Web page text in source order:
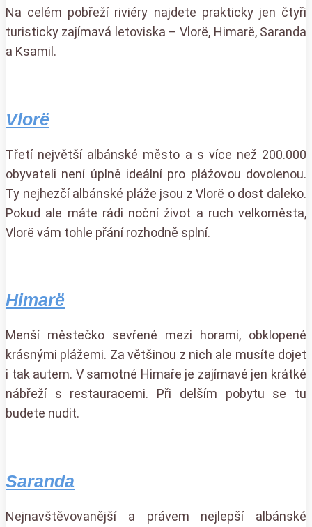
Na celém pobřeží riviéry najdete prakticky jen čtyři
turisticky zajímavá letoviska – Vlorë, Himarë, Saranda
a Ksamil.
Vlorë
Třetí největší albánské město a s více než 200.000
obyvateli není úplně ideální pro plážovou dovolenou.
Ty nejhezčí albánské pláže jsou z Vlorë o dost daleko.
Pokud ale máte rádi noční život a ruch velkoměsta,
Vlorë vám tohle přání rozhodně splní.
Himarë
Menší městečko sevřené mezi horami, obklopené
krásnými plážemi. Za většinou z nich ale musíte dojet
i tak autem. V samotné Himaře je zajímavé jen krátké
nábřeží s restauracemi. Při delším pobytu se tu
budete nudit.
Saranda
Nejnavštěvovanější a právem nejlepší albánské